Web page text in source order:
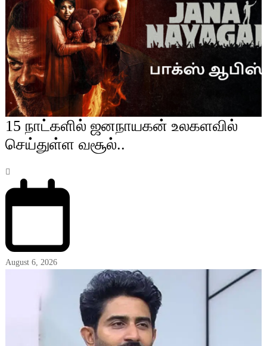
15 நாட்களில் ஜனநாயகன் உலகளவில்
செய்துள்ள வசூல்..
August 6, 2026